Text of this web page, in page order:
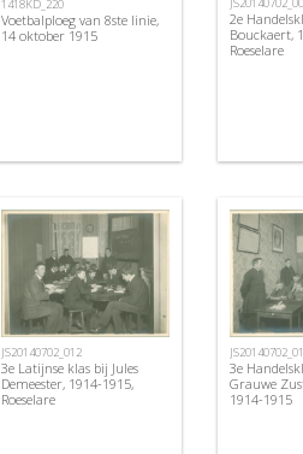
1418KD_220
Voetbalploeg van 8ste linie,
14 oktober 1915
2e
Bouckaert,
Roeselare
JS20140702_012
3e Latijnse klas bij Jules
Demeester, 1914-1915,
Roeselare
3e
Grauwe
1914-1915